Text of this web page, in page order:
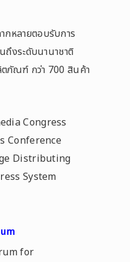
หลายตอบรับการ
ถึงระดับนานาชาติ
ภัณฑ์ กว่า 700 สินค้า
Congress
Conference
Distributing
System
for